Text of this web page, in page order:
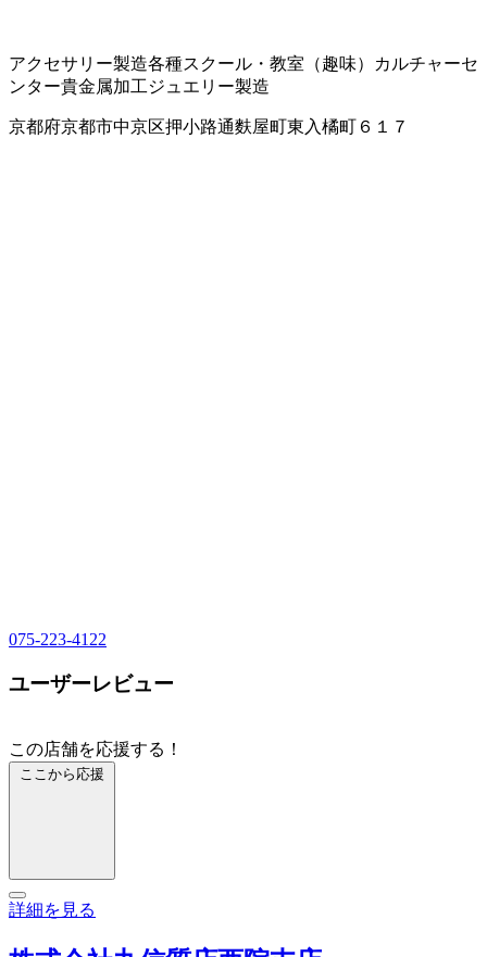
アクセサリー製造各種スクール・教室（趣味）
カルチャーセ
ンター貴金属加工ジュエリー製造
京都府京都市中京区押小路通麩屋町東入橘町６１７
075-223-4122
ユーザーレビュー
この店舗を応援する！
ここから応援
詳細を見る